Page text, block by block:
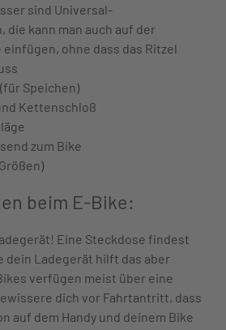
sind Universal-
die kann man auch auf der
ohne dass das Ritzel
Speichen)
Kettenschloß
zum Bike
beim E-Bike:
Eine Steckdose findest
dein Ladegerät hilft das aber
verfügen meist über eine
dich vor Fahrtantritt, dass
auf dem Handy und deinem Bike